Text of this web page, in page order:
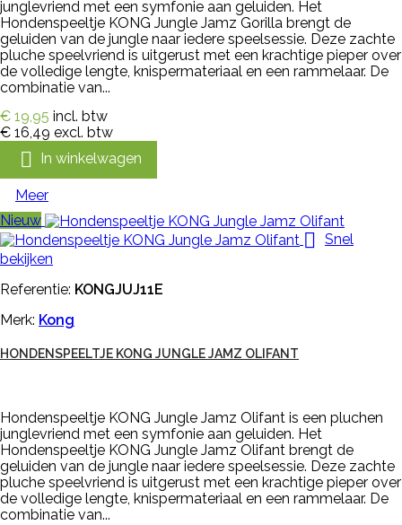
junglevriend met een symfonie aan geluiden. Het
Hondenspeeltje KONG Jungle Jamz Gorilla brengt de
geluiden van de jungle naar iedere speelsessie. Deze zachte
pluche speelvriend is uitgerust met een krachtige pieper over
de volledige lengte, knispermateriaal en een rammelaar. De
combinatie van...
€ 19,95 incl. btw
€ 16,49 excl. btw
 In winkelwagen
Meer
Nieuw

Snel
bekijken
Referentie: KONGJUJ11E
Merk: Kong
HONDENSPEELTJE KONG JUNGLE JAMZ OLIFANT
Hondenspeeltje KONG Jungle Jamz Olifant is een pluchen
junglevriend met een symfonie aan geluiden. Het
Hondenspeeltje KONG Jungle Jamz Olifant brengt de
geluiden van de jungle naar iedere speelsessie. Deze zachte
pluche speelvriend is uitgerust met een krachtige pieper over
de volledige lengte, knispermateriaal en een rammelaar. De
combinatie van...